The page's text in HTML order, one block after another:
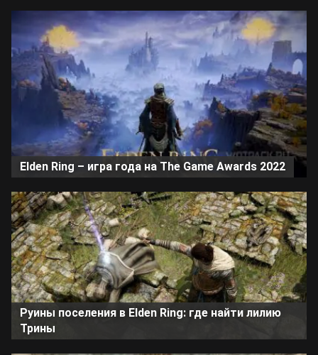
Elden Ring – игра года на The Game Awards 2022
Руины поселения в Elden Ring: где найти лилию
Трины